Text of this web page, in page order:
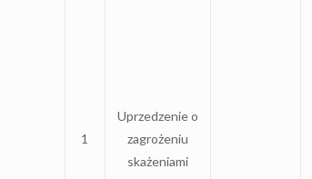
1
Uprzedzenie o
zagrożeniu
skażeniami